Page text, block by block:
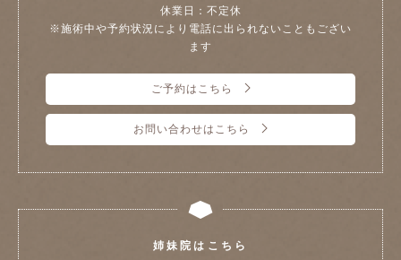
休業日：不定休
※施術中や予約状況により電話に出られないこともござい
ます
ご予約はこちら
お問い合わせはこちら
姉妹院はこちら